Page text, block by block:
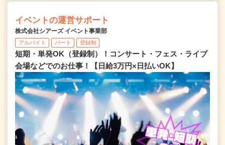
イベントの運営サポート
株式会社シアーズ イベント事業部
アルバイト パート 登録制
短期・単発OK（登録制）！コンサート・フェス・ライブ
会場などでのお仕事！【日給3万円×日払いOK】